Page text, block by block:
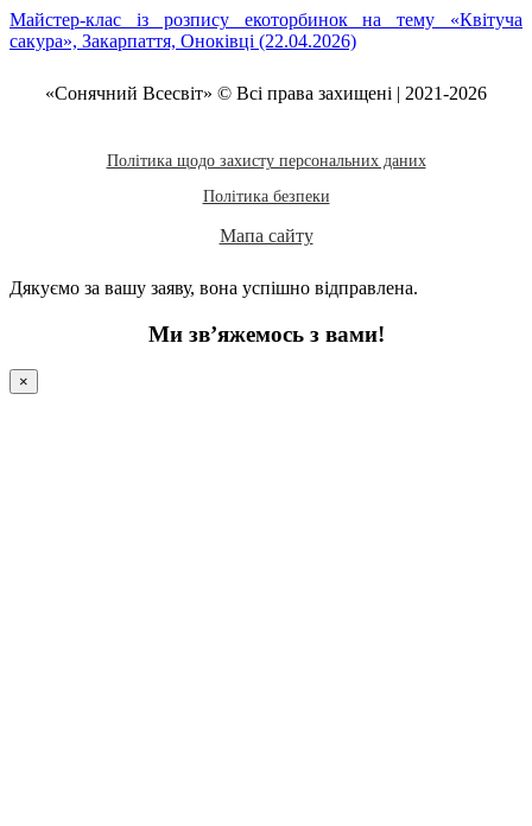
Майстер-клас із розпису екоторбинок на тему «Квітуча
сакура», Закарпаття, Оноківці (22.04.2026)
«Сонячний Всесвіт» © Всі права захищені | 2021-2026
Політика щодо захисту персональних даних
Політика безпеки
Мапа сайту
Дякуємо за вашу заяву, вона успішно відправлена.
Ми зв’яжемось з вами!
×